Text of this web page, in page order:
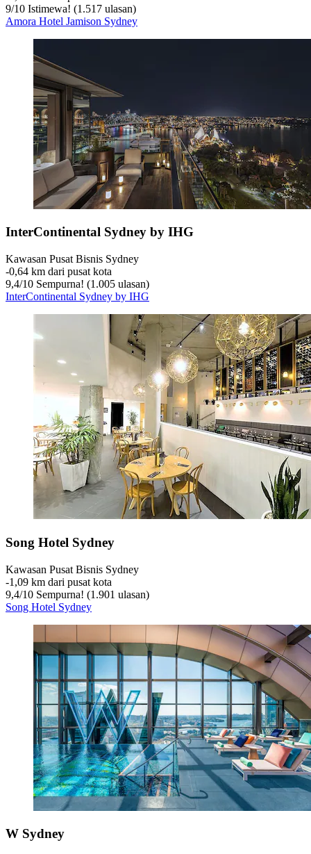
9/10 Istimewa! (1.517 ulasan)
Amora Hotel Jamison Sydney
InterContinental Sydney by IHG
Kawasan Pusat Bisnis Sydney
‐0,64 km dari pusat kota
9,4/10 Sempurna! (1.005 ulasan)
InterContinental Sydney by IHG
Song Hotel Sydney
Kawasan Pusat Bisnis Sydney
‐1,09 km dari pusat kota
9,4/10 Sempurna! (1.901 ulasan)
Song Hotel Sydney
W Sydney